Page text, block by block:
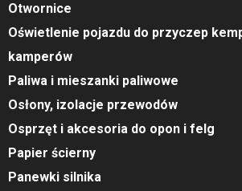
Otwornice
Oświetlenie pojazdu do przyczep
kamperów
Paliwa i mieszanki paliwowe
Osłony, izolacje przewodów
Osprzęt i akcesoria do opon i felg
Papier ścierny
Panewki silnika